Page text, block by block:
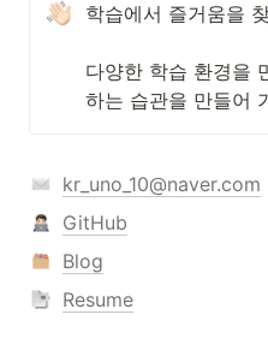
학습에서 즐거움을
다양한 학습 환경을
하는 습관을 만들어
kr_uno_10@naver.com
GitHub
Blog
Resume